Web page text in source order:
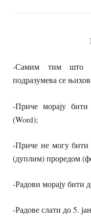
-Самим тим што
подразумева се
-Приче морају
(Word);
-Приче не могу бити
(дуплим) проредом
-Радови морају бити
-Радове слати до 5.